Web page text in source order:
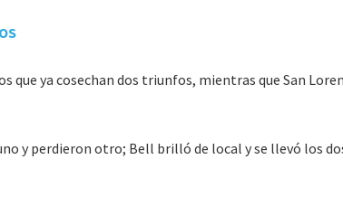
que ya cosechan dos triunfos, mientras que San
y perdieron otro; Bell brilló de local y se llevó los